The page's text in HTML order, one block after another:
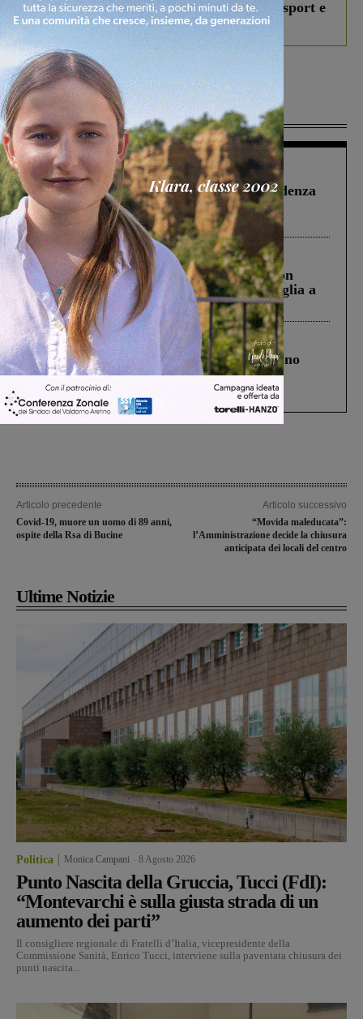
studenti coinvolti, torna il bando per lo sport e
debutta il podcast Estrair
Più lette
Figline Incisa Valdarno 1 Agosto 2026
Piscina di Figline finanziata oltre la scadenza
Pnrr, il gruppo di Fratelli d’Italia: “Un
ringraziamento al Governo”
Cronaca 3 Agosto 2026
Scomparso da una struttura di Castiglion
Fiorentino l’uomo che aveva ucciso la figlia a
Levane nel 2020
Cronaca 4 Agosto 2026
Un anno fa la strage in A1 in cui morirono
Gianni, Giulia e Franco. Lo schianto, il
processo, lo stop ai sorpassi fra tir....
Articolo precedente
Covid-19, muore un uomo di 89 anni,
ospite della Rsa di Bucine
Articolo successivo
“Movida maleducata”:
l’Amministrazione decide la chiusura
anticipata dei locali del centro
Ultime Notizie
Politica Monica Campani 8 Agosto 2026
Punto Nascita della Gruccia, Tucci (FdI):
“Montevarchi è sulla giusta strada di un
aumento dei parti”
Il consigliere regionale di Fratelli d’Italia, vicepresidente della
Commissione Sanità, Enrico Tucci, interviene sulla paventata chiusura dei
punti nascita...